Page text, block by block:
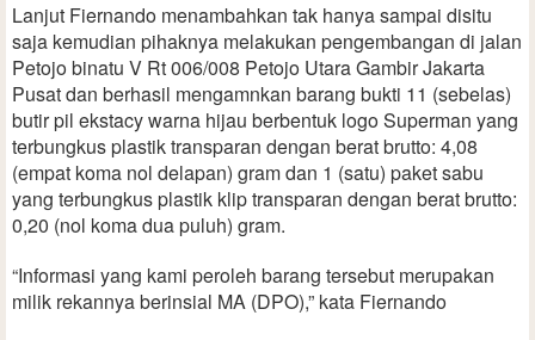
Lanjut Fiernando menambahkan tak hanya sampai disitu
saja kemudian pihaknya melakukan pengembangan di jalan
Petojo binatu V Rt 006/008 Petojo Utara Gambir Jakarta
Pusat dan berhasil mengamnkan barang bukti 11 (sebelas)
butir pil ekstacy warna hijau berbentuk logo Superman yang
terbungkus plastik transparan dengan berat brutto: 4,08
(empat koma nol delapan) gram dan 1 (satu) paket sabu
yang terbungkus plastik klip transparan dengan berat brutto:
0,20 (nol koma dua puluh) gram.
“Informasi yang kami peroleh barang tersebut merupakan
milik rekannya berinsial MA (DPO),” kata Fiernando